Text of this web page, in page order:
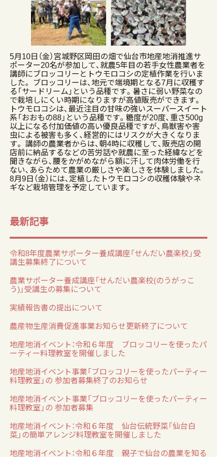
5月10日（金）宮城野区岡田の畑で仙台市地産地消推進サ
ポーター20名が参加して、就農5年目の若手女性農業者を
講師にブロッコリーとトウモロコシの定植作業を行いま
した。 ブロッコリーは、地元で端境期となる7月に収穫す
る「サードリーム」という品種です。暑さに弱い野菜なの
で栽培しにくい時期になりますが高値販売ができます。
トウモロコシは、最近注目の甘味の強いスーパースイート
系「おおもの88」という品種です。糖度が20度、重さ500g
以上になる付加価値の高い優良品種ですが、鳥獣害や害
虫による被害も多く、経営的にはリスクが大きくなりま
す。 講師の農業者からは、朝4時に収穫して、販売店の開
店前に納品するなどの苦労話や就農に至った経緯などを
聞きながら、腰をかがめながら額に汗して肉体労働を行
ない、あらためて農業の厳しさや楽しさを体験しました。
8月9日（金）には、定植したトウモロコシの収穫体験やネ
ギなど栽培管理を予定しています。
最新記事
令和8年度農業サポーター養成講座「せんだい農楽校」受
講生募集終了について
農業サポーター養成講座「せんだい農楽校(のうがっこ
う)」受講生の募集について
実績報告書の提出について
農産物生産消費促進事業お知らせ更新終了について
地産地消イベント：令和６年度 ブロッコリーを使ったパ
ーティー料理教室を開催しました
地産地消イベント事業「ブロッコリーを使ったパーティー
料理教室」の 参加者募集終了のお知らせ
地産地消イベント事業「ブロッコリーを使ったパーティー
料理教室」の 参加者募集
地産地消イベント：令和６年度 仙台伝統野菜「仙台白
菜」の簡単アレンジ料理教室を開催しました
地産地消イベント：令和６年度 親子で仙台の農業を知る